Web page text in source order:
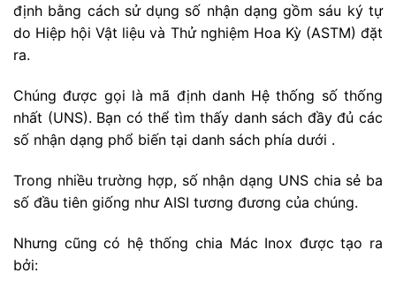
định bằng cách sử dụng số nhận dạng gồm sáu ký tự
do Hiệp hội Vật liệu và Thử nghiệm Hoa Kỳ (ASTM) đặt
ra.
Chúng được gọi là mã định danh Hệ thống số thống
nhất (UNS). Bạn có thể tìm thấy danh sách đầy đủ các
số nhận dạng phổ biến tại danh sách phía dưới .
Trong nhiều trường hợp, số nhận dạng UNS chia sẻ ba
số đầu tiên giống như AISI tương đương của chúng.
Nhưng cũng có hệ thống chia Mác Inox được tạo ra
bởi: